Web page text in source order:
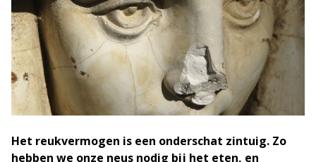
Het reukvermogen is een onderschat zintuig. Zo
hebben we onze neus nodig bij het eten, en